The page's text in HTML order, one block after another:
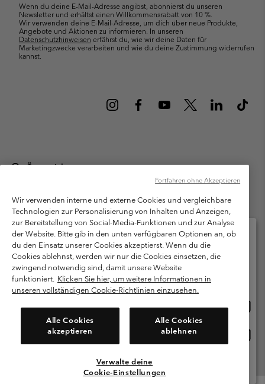
Wenn du deine E-Mail-Adresse angibst, abonnierst du unseren
Newsletter und erhältst einen Willkommensrabatt von 10 %.
Wir verwenden deine E-Mail-Adresse, um dich über neue Produkte,
Angebote und Aktionen zu informieren. In unseren
Datenschutzhinweisen erfährst du, wie wir deine Daten für
Marketingzwecke verarbeiten und wie du deine Zustimmung widerrufen
kannst.
Österreich
Columbia Sportswear Austria GmbH. Moosfeldstraße 1, 5101
Bergheim, Salzburg Österreich. Alle Rechte vorbehalten.
Nutzungsbedingungen
Allgemeine Verkaufsbedingungen
Garantie
Datenschutzerklärung
Bestimmungen und Bedingungen des Mitglieder Programms
Nutzungsbedingungen Für Nutzergenerierte Inhalte
Cookies
Kundenservice: Mo- Fr. 9:00 - 13:00 & 14:00- 18:00 Uhr
(+)43720880525
Wir verwenden interne und externe Cookies und vergleichbare
Technologien zur Personalisierung von Inhalten und Anzeigen,
zur Bereitstellung von Social-Media-Funktionen und zur Analyse
der Website. Bitte gib in den unten verfügbaren Optionen an, ob
du den Einsatz unserer Cookies akzeptierst. Wenn du die
Cookies ablehnst, werden wir nur die Cookies einsetzen, die
zwingend notwendig sind, damit unsere Website
funktioniert. Klicken Sie hier, um weitere Informationen in
unseren vollständigen Cookie-Richtlinien einzusehen.
Alle Cookies
akzeptieren
Alle Cookies
ablehnen
Verwalte deine
Cookie-Einstellungen
Fortfahren ohne Akzeptieren
Bitte wählen Sie Ihr Lieferland und Ihre Sprache
Online-Einkauf verfügbar
Österreich
Alle Länder Anzeigen